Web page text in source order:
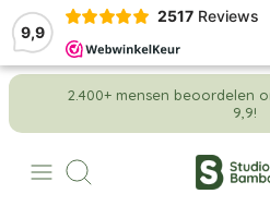
9,9
2517 Reviews
Meteen
de
content
2.400+ mensen beoordelen
9,9!
Zoeken